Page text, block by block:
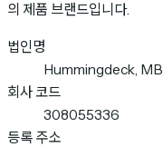
의 제품 브랜드입니다.
법인명
Hummingdeck, MB
회사 코드
308055336
등록 주소